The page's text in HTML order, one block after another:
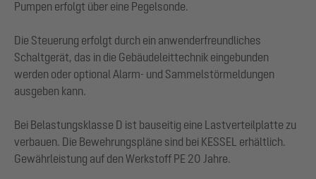
Pumpen erfolgt über eine Pegelsonde.
Die Steuerung erfolgt durch ein anwenderfreundliches
Schaltgerät, das in die Gebäudeleittechnik eingebunden
werden oder optional Alarm- und Sammelstörmeldungen
ausgeben kann.
Bei Belastungsklasse D ist bauseitig eine Lastverteilplatte zu
verbauen. Die Bewehrungspläne sind bei KESSEL erhältlich.
Gewährleistung auf den Werkstoff PE 20 Jahre.